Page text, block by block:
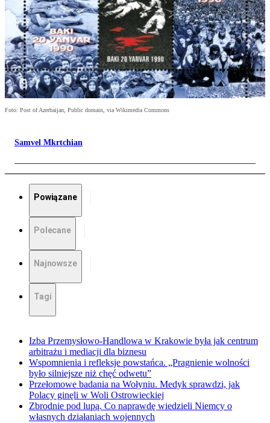
Foto: Post of Azerbaijan, Public domain, via Wikimedia Commons
Samvel Mkrtchian
Powiązane
Polecane
Najnowsze
Tagi
Izba Przemysłowo-Handlowa w Krakowie była jak centrum
arbitrażu i mediacji dla biznesu
Wspomnienia i refleksje powstańca. „Pragnienie wolności
było silniejsze niż chęć odwetu”
Przełomowe badania na Wołyniu. Medyk sprawdzi, jak
Polacy ginęli w Woli Ostrowieckiej
Zbrodnie pod lupą. Co naprawdę wiedzieli Niemcy o
własnych działaniach wojennych